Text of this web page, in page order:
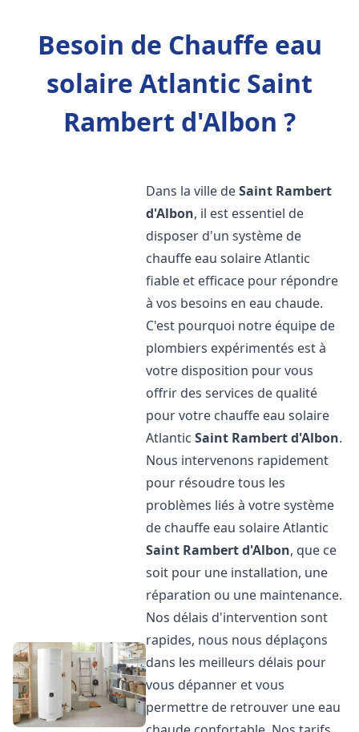
Besoin de Chauffe eau
solaire Atlantic Saint
Rambert d'Albon ?
Dans la ville deSaint Rambert
d'Albon, il est essentiel de
disposer d'un système de
chauffe eau solaire Atlantic
fiable et efficace pour répondre
à vos besoins en eau chaude.
C'est pourquoi notre équipe de
plombiers expérimentés est à
votre disposition pour vous
offrir des services de qualité
pour votre chauffe eau solaire
AtlanticSaint Rambert d'Albon.
Nous intervenons rapidement
pour résoudre tous les
problèmes liés à votre système
de chauffe eau solaire Atlantic
Saint Rambert d'Albon, que ce
soit pour une installation, une
réparation ou une maintenance.
Nos délais d'intervention sont
rapides, nous nous déplaçons
dans les meilleurs délais pour
vous dépanner et vous
permettre de retrouver une eau